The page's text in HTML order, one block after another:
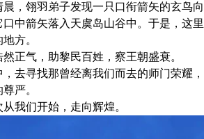
翎羽弟子发现一只口衔箭矢的玄鸟向
中箭矢落入天虞岛山谷中。于是，这里
方。
气，助黎民百姓，察王朝盛衰。
寻找那曾经离我们而去的师门荣耀，
严。
们开始，走向辉煌。